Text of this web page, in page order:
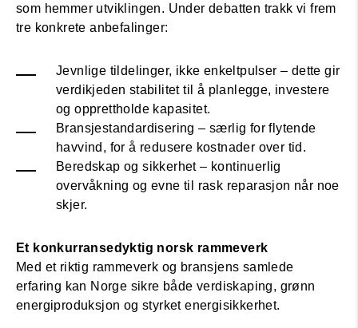
som hemmer utviklingen. Under debatten trakk vi frem
tre konkrete anbefalinger:
Jevnlige tildelinger, ikke enkeltpulser – dette gir
verdikjeden stabilitet til å planlegge, investere
og opprettholde kapasitet.
Bransjestandardisering – særlig for flytende
havvind, for å redusere kostnader over tid.
Beredskap og sikkerhet – kontinuerlig
overvåkning og evne til rask reparasjon når noe
skjer.
Et konkurransedyktig norsk rammeverk
Med et riktig rammeverk og bransjens samlede
erfaring kan Norge sikre både verdiskaping, grønn
energiproduksjon og styrket energisikkerhet.